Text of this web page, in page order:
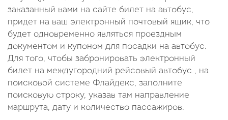
заказанный вами на сайте билет на автобус,
придет на ваш электронный почтовый ящик, что
будет одновременно являться проездным
документом и купоном для посадки на автобус.
Для того, чтобы забронировать электронный
билет на междугородний рейсовый автобус , на
поисковой системе Флайдекс, заполните
поисковую строку, указав там направление
маршрута, дату и количество пассажиров.